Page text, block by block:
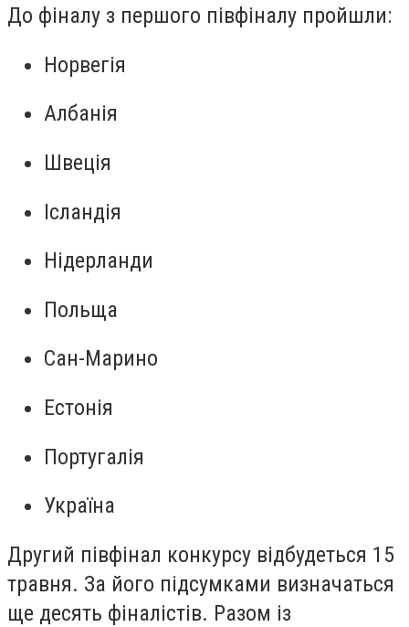
До фіналу з першого півфіналу пройшли:
Норвегія
Албанія
Швеція
Ісландія
Нідерланди
Польща
Сан-Марино
Естонія
Португалія
Україна
Другий півфінал конкурсу відбудеться 15
травня. За його підсумками визначаться
ще десять фіналістів. Разом із